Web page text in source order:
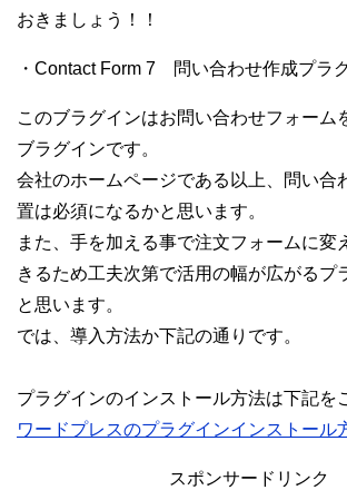
おきましょう！！
・Contact Form 7 問い合わせ作成プラ
このブラグインはお問い合わせフォーム
ブラグインです。
会社のホームページである以上、問い合
置は必須になるかと思います。
また、手を加える事で注文フォームに変
きるため工夫次第で活用の幅が広がるプ
と思います。
では、導入方法か下記の通りです。
プラグインのインストール方法は下記を
ワードプレスのプラグインインストール
スポンサードリンク